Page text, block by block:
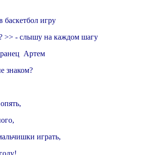
баскетбол игру
>> - слышу на каждом шагу
Артем
знаком?
играть,